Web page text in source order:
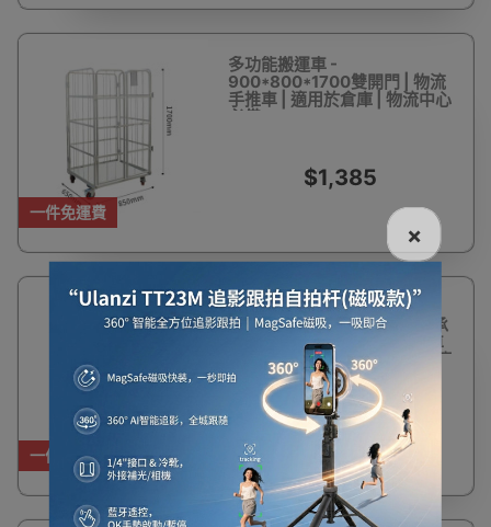
一件免運費
多功能搬運車 -
900*800*1700雙開門 | 物流
手推車 | 適用於倉庫 | 物流中心
必備
$1,385
一件免運費
多功能可折疊物流台車 -
1100*800*1700mm | 最高承
重500kg | 5寸PU萬向帶剎車
輪 | 光滑無毛邊 | 可折疊巢狀節
省空間 | 加密有頂
$2,218
×